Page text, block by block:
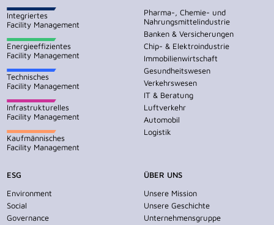
Integriertes
Facility Management
Energieeffizientes
Facility Management
Technisches
Facility Management
Infrastrukturelles
Facility Management
Kaufmännisches
Facility Management
Pharma-, Chemie- und
Nahrungsmittelindustrie
Banken & Versicherungen
Chip- & Elektroindustrie
Immobilienwirtschaft
Gesundheitswesen
Verkehrswesen
IT & Beratung
Luftverkehr
Automobil
Logistik
ESG
Environment
Social
Governance
ÜBER UNS
Unsere Mission
Unsere Geschichte
Unternehmensgruppe